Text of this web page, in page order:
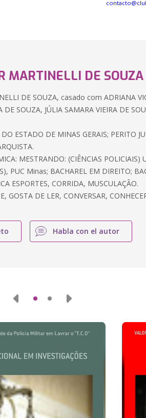
MARTINELLI DE SOUZA
DE SOUZA, casado com ADRIANA
DE SOUZA, JÚLIA SAMARA VIEIRA DE
ESTADO DE MINAS GERAIS; PERITO
MESTRANDO: (CIÊNCIAS POLICIAIS)
PUC Minas; BACHAREL EM DIREITO;
ESPORTES, CORRIDA, MUSCULAÇÃO.
GOSTA DE LER, CONVERSAR,
Habla con el autor